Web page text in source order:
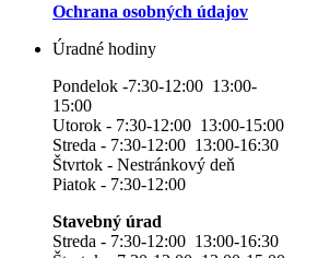
Ochrana osobných údajov
Úradné hodiny
Pondelok -7:30-12:00 13:00-
15:00
Utorok - 7:30-12:00 13:00-15:00
Streda - 7:30-12:00 13:00-16:30
Štvrtok - Nestránkový deň
Piatok - 7:30-12:00
Stavebný úrad
Streda - 7:30-12:00 13:00-16:30